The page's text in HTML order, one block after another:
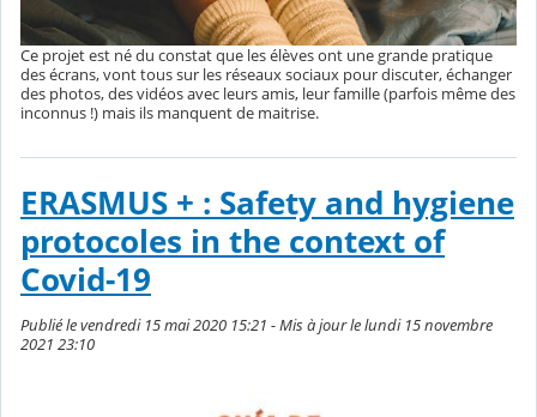
Ce projet est né du constat que les élèves ont une grande pratique
des écrans, vont tous sur les réseaux sociaux pour discuter, échanger
des photos, des vidéos avec leurs amis, leur famille (parfois même des
inconnus !) mais ils manquent de maitrise.
ERASMUS + : Safety and hygiene
protocoles in the context of
Covid-19
Publié le vendredi 15 mai 2020 15:21 - Mis à jour le lundi 15 novembre
2021 23:10